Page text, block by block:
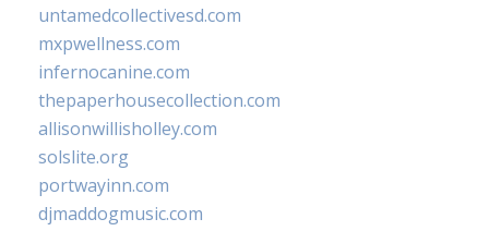
untamedcollectivesd.com
mxpwellness.com
infernocanine.com
thepaperhousecollection.com
allisonwillisholley.com
solslite.org
portwayinn.com
djmaddogmusic.com